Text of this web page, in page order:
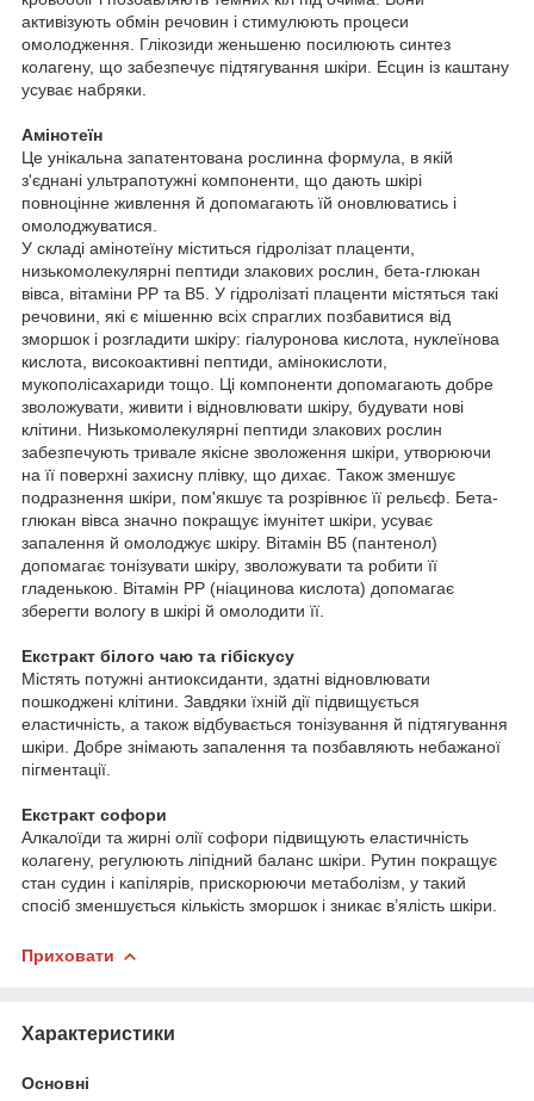
активізують обмін речовин і стимулюють процеси
омолодження. Глікозиди женьшеню посилюють синтез
колагену, що забезпечує підтягування шкіри. Есцин із каштану
усуває набряки.
Амінотеїн
Це унікальна запатентована рослинна формула, в якій
з'єднані ультрапотужні компоненти, що дають шкірі
повноцінне живлення й допомагають їй оновлюватись і
омолоджуватися.
У складі амінотеїну міститься гідролізат плаценти,
низькомолекулярні пептиди злакових рослин, бета-глюкан
вівса, вітаміни РР та В5. У гідролізаті плаценти містяться такі
речовини, які є мішенню всіх спраглих позбавитися від
зморшок і розгладити шкіру: гіалуронова кислота, нуклеїнова
кислота, високоактивні пептиди, амінокислоти,
мукополісахариди тощо. Ці компоненти допомагають добре
зволожувати, живити і відновлювати шкіру, будувати нові
клітини. Низькомолекулярні пептиди злакових рослин
забезпечують тривале якісне зволоження шкіри, утворюючи
на її поверхні захисну плівку, що дихає. Також зменшує
подразнення шкіри, пом'якшує та розрівнює її рельєф. Бета-
глюкан вівса значно покращує імунітет шкіри, усуває
запалення й омолоджує шкіру. Вітамін В5 (пантенол)
допомагає тонізувати шкіру, зволожувати та робити її
гладенькою. Вітамін РР (ніацинова кислота) допомагає
зберегти вологу в шкірі й омолодити її.
Екстракт білого чаю та гібіскусу
Містять потужні антиоксиданти, здатні відновлювати
пошкоджені клітини. Завдяки їхній дії підвищується
еластичність, а також відбувається тонізування й підтягування
шкіри. Добре знімають запалення та позбавляють небажаної
пігментації.
Екстракт софори
Алкалоїди та жирні олії софори підвищують еластичність
колагену, регулюють ліпідний баланс шкіри. Рутин покращує
стан судин і капілярів, прискорюючи метаболізм, у такий
спосіб зменшується кількість зморшок і зникає в’ялість шкіри.
Приховати
Характеристики
Основні